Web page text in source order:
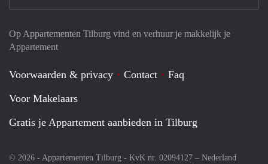
Op Appartementen Tilburg vind en verhuur je makkelijk je
Appartement
Voorwaarden & privacy Contact
Faq
Voor Makelaars
Gratis je Appartement aanbieden in Tilburg
© 2026 - Appartementen Tilburg - KvK nr. 02094127 – Nederland